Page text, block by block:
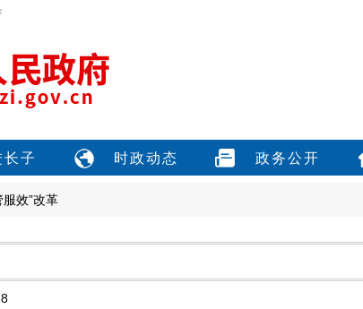
长子 时政动态 政务公开
服效”改革